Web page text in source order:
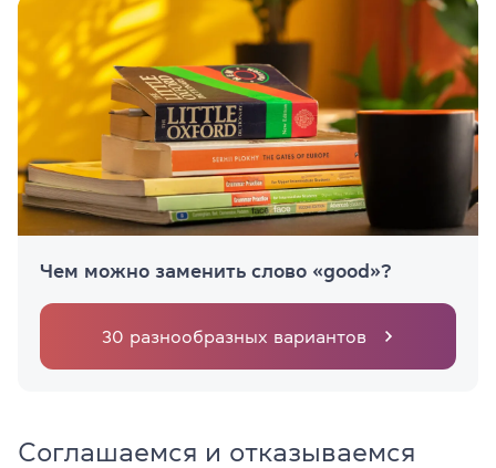
Чем можно заменить слово «good»?
30 разнообразных вариантов
Соглашаемся и отказываемся